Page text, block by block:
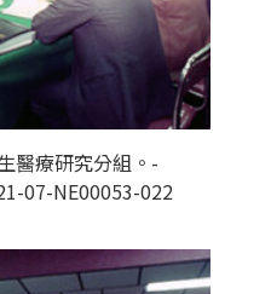
醫療研究分組。-
07-NE00053-022